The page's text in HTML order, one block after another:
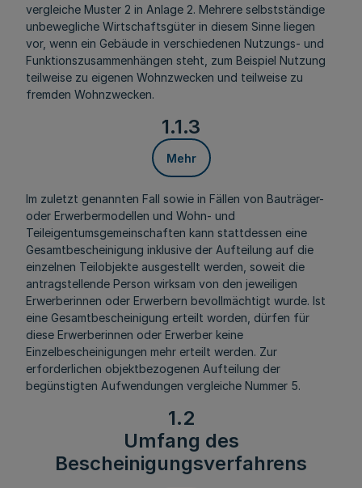
vergleiche Muster 2 in Anlage 2. Mehrere selbstständige
unbewegliche Wirtschaftsgüter in diesem Sinne liegen
vor, wenn ein Gebäude in verschiedenen Nutzungs- und
Funktionszusammenhängen steht, zum Beispiel Nutzung
teilweise zu eigenen Wohnzwecken und teilweise zu
fremden Wohnzwecken.
1.1.3
Mehr
Im zuletzt genannten Fall sowie in Fällen von Bauträger-
oder Erwerbermodellen und Wohn- und
Teileigentumsgemeinschaften kann stattdessen eine
Gesamtbescheinigung inklusive der Aufteilung auf die
einzelnen Teilobjekte ausgestellt werden, soweit die
antragstellende Person wirksam von den jeweiligen
Erwerberinnen oder Erwerbern bevollmächtigt wurde. Ist
eine Gesamtbescheinigung erteilt worden, dürfen für
diese Erwerberinnen oder Erwerber keine
Einzelbescheinigungen mehr erteilt werden. Zur
erforderlichen objektbezogenen Aufteilung der
begünstigten Aufwendungen vergleiche Nummer 5.
1.2
Umfang des
Bescheinigungsverfahrens